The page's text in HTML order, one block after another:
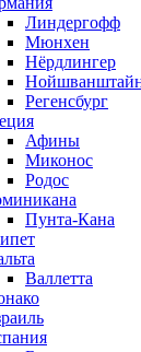
Линдергофф
Мюнхен
Нёрдлингер
Регенсбург
Афины
Миконос
Родос
Пунта-Кана
Валлетта